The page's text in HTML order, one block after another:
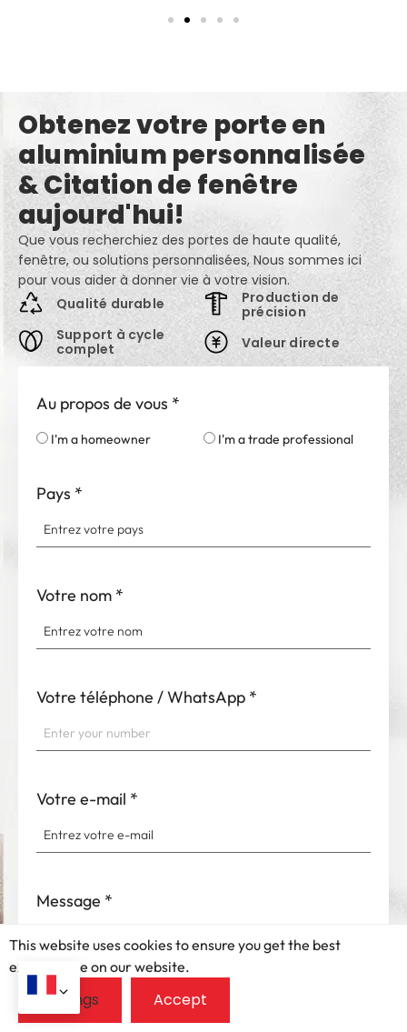
Obtenez votre porte en
aluminium personnalisée
& Citation de fenêtre
aujourd'hui!
Que vous recherchiez des portes de haute qualité,
fenêtre, ou solutions personnalisées, Nous sommes ici
pour vous aider à donner vie à votre vision.
Qualité durable
Support à cycle
complet
Production de
précision
Valeur directe
Au propos de vous *
I'm a homeowner I'm a trade professional
Pays *
Votre nom *
Votre téléphone / WhatsApp *
Votre e-mail *
Message *
This website uses cookies to ensure you get the best
exprerience on our website.